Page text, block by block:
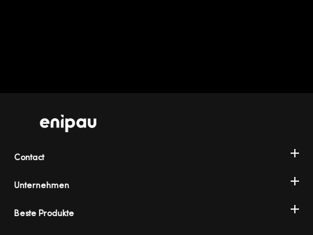
Unternehmen
Beste Produkte
Contact